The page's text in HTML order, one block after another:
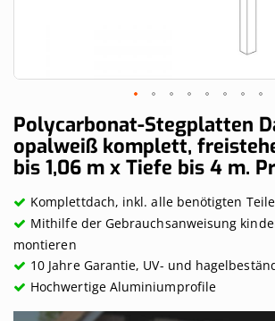
Skip
to
the
beginning
the
images
gallery
Polycarbonat-Stegplatten
opalweiß komplett,
bis 1,06 m x Tiefe bis 4 m.
Komplettdach, inkl. alle benötigten Teile
Mithilfe der Gebrauchsanweisung
montieren
10 Jahre Garantie, UV- und
Hochwertige Aluminiumprofile